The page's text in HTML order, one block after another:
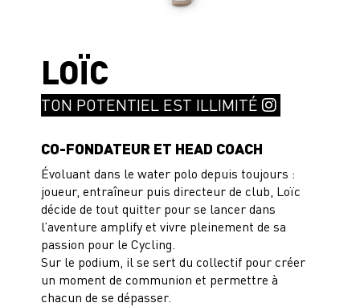
LOÏC
TON POTENTIEL EST ILLIMITÉ
CO-FONDATEUR ET HEAD COACH
Évoluant dans le water polo depuis toujours :
joueur, entraîneur puis directeur de club, Loïc
décide de tout quitter pour se lancer dans
l’aventure amplify et vivre pleinement de sa
passion pour le Cycling.
Sur le podium, il se sert du collectif pour créer
un moment de communion et permettre à
chacun de se dépasser.